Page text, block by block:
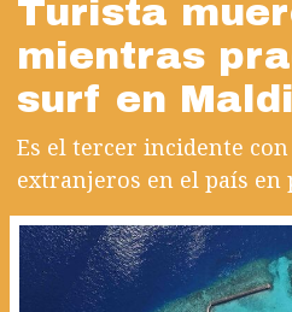
Turista
mientras
surf en
Es el tercer incidente
extranjeros en el país en